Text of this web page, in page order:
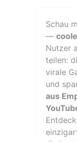
Schau
—
Nutzer
teilen:
virale
und
aus